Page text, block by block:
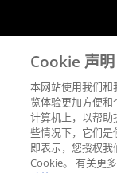
Cookie 声明
本网站使用我们
览体验更加方便
计算机上，以帮
些情况下，它们
即表示，您授权
Cookie。 有关更